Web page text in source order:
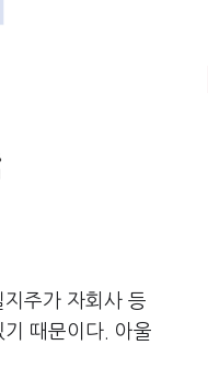
주가 자회사 등
때문이다. 아울